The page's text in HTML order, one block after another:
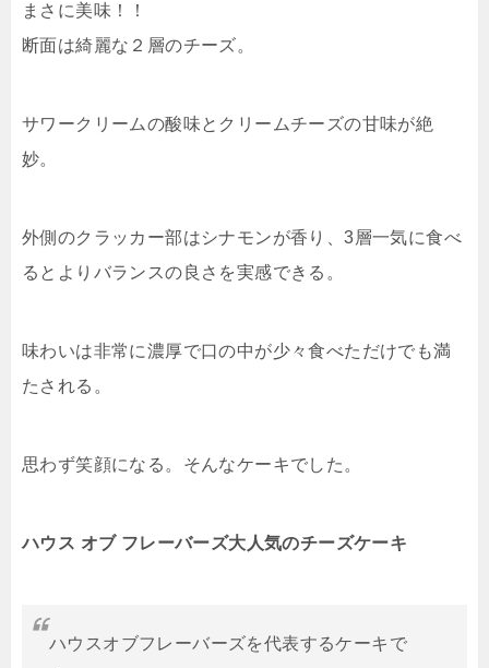
まさに美味！！
断面は綺麗な２層のチーズ。
サワークリームの酸味とクリームチーズの甘味が絶
妙。
外側のクラッカー部はシナモンが香り、3層一気に食べ
るとよりバランスの良さを実感できる。
味わいは非常に濃厚で口の中が少々食べただけでも満
たされる。
思わず笑顔になる。そんなケーキでした。
ハウス オブ フレーバーズ大人気のチーズケーキ
ハウスオブフレーバーズを代表するケーキで